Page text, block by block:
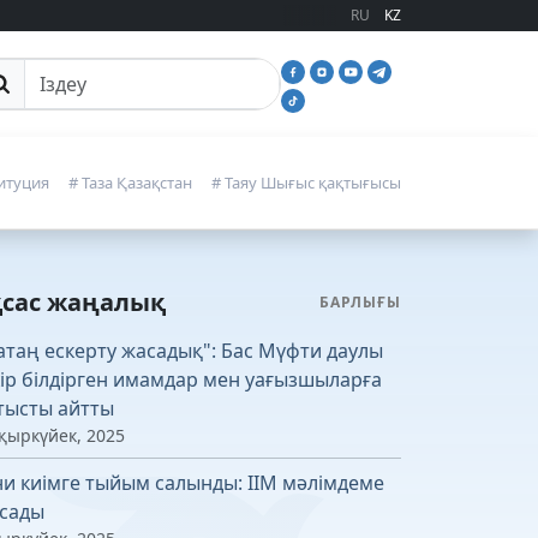
RU KZ
іздеу
# Таза Қазақстан # Таяу Шығыс қақтығысы
жаңалық БАРЛЫҒЫ
ескерту жасадық": Бас Мүфти даулы
білдірген имамдар мен уағызшыларға
айтты
2025
киімге тыйым салынды: ІІМ мәлімдеме